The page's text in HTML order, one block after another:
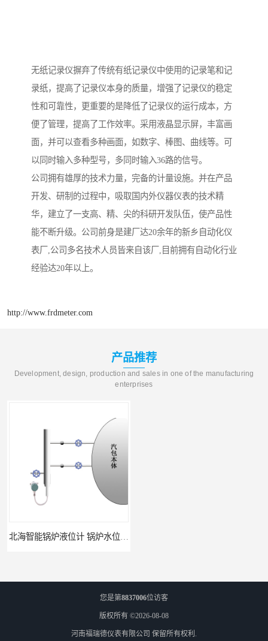
无纸记录仪摒弃了传统有纸记录仪中使用的记录笔和记
录纸，提高了记录仪本身的质量，增强了记录仪的稳定
性和可靠性，更重要的是降低了记录仪的运行成本，方
便了管理，提高了工作效率。采用液晶显示屏，丰富画
面，并可以查看多种画面，如数字、棒图、曲线等。可
以同时输入多种型号，多同时输入36路的信号。
公司拥有雄厚的技术力量，完备的计量设施。并在产品
开发、研制的过程中，吸取国内外仪器仪表的技术精
华，建立了一支高、精、尖的科研开发队伍，使产品性
能不断升级。公司前身是建厂达20余年的新乡自动化仪
表厂,公司多名技术人员皆来自该厂,目前拥有自动化行业
经验达20年以上。
http://www.frdmeter.com
产品推荐
Development, design, production and sales in one of the manufacturing
enterprises
北海智能锅炉液位计 锅炉水位计厂商 自动适应自动校准
您是第8837006位访客
版权所有 ©2026-08-08
河南福瑞德仪表有限公司 保留所有权利.